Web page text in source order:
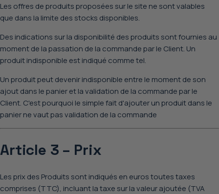
Les offres de produits proposées sur le site ne sont valables
que dans la limite des stocks disponibles.
Des indications sur la disponibilité des produits sont fournies au
moment de la passation de la commande par le Client. Un
produit indisponible est indiqué comme tel.
Un produit peut devenir indisponible entre le moment de son
ajout dans le panier et la validation de la commande par le
Client. C'est pourquoi le simple fait d'ajouter un produit dans le
panier ne vaut pas validation de la commande
Article 3 – Prix
Les prix des Produits sont indiqués en euros toutes taxes
comprises (TTC), incluant la taxe sur la valeur ajoutée (TVA